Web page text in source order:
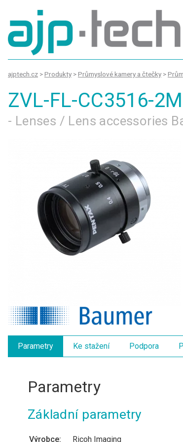
ajptech.cz >Produkty >Průmyslové kamery a čtečky >
ZVL-FL-CC3516-2M
- Lenses / Lens accessories
Parametry Ke stažení Podpora
Parametry
Základní parametry
Výrobce: Ricoh Imaging